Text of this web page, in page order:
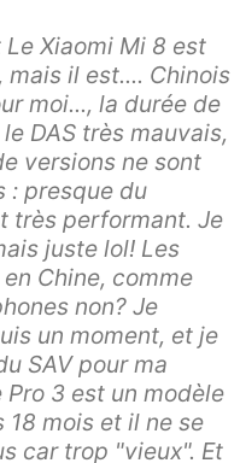
Xiaomi Mi 8 est
il est.... Chinois
moi..., la durée de
DAS très mauvais,
versions ne sont
: presque du
très performant. Je
juste lol! Les
Chine, comme
non? Je
un moment, et je
SAV pour ma
3 est un modèle
mois et il ne se
car trop "vieux". Et